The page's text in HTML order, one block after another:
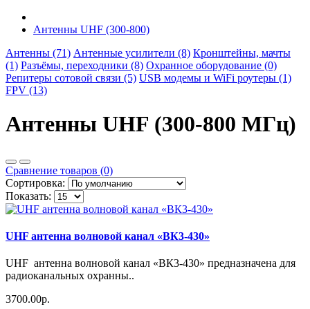
Антенны UHF (300-800)
Антенны (71) Антенные усилители (8) Кронштейны, мачты
(1) Разъёмы, переходники (8) Охранное оборудование (0)
Репитеры сотовой связи (5) USB модемы и WiFi роутеры (1)
FPV (13)
Антенны UHF (300-800 МГц)
Сравнение товаров (0)
Сортировка:
Показать:
UHF антенна волновой канал «ВК3-430»
UHF антенна волновой канал «ВК3-430» предназначена для
радиоканальных охранны..
3700.00р.